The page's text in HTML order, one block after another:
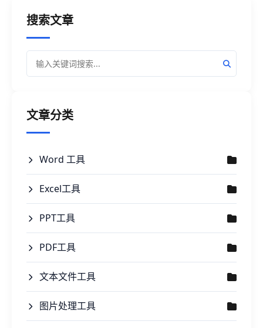
搜索文章
文章分类
Word 工具
Excel工具
PPT工具
PDF工具
文本文件工具
图片处理工具